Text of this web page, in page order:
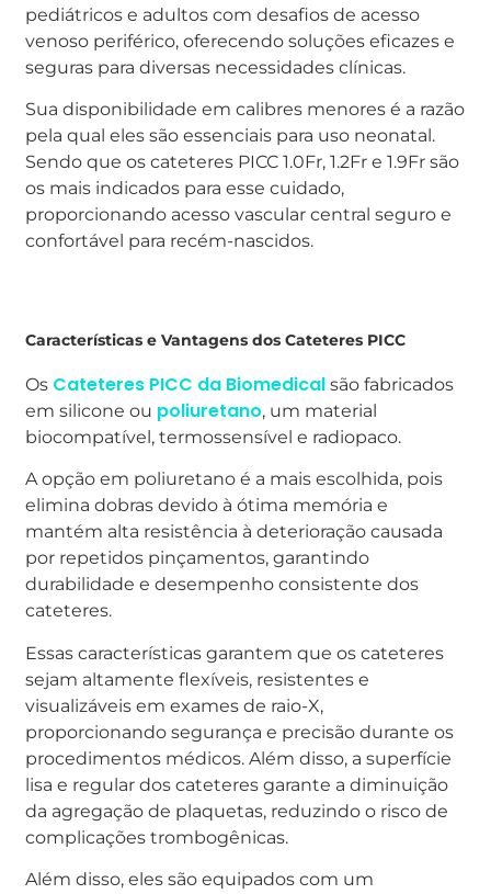
pediátricos e adultos com desafios de acesso
venoso periférico, oferecendo soluções eficazes e
seguras para diversas necessidades clínicas.
Sua disponibilidade em calibres menores é a razão
pela qual eles são essenciais para uso neonatal.
Sendo que os cateteres PICC 1.0Fr, 1.2Fr e 1.9Fr são
os mais indicados para esse cuidado,
proporcionando acesso vascular central seguro e
confortável para recém-nascidos.
Características e Vantagens dos Cateteres PICC
Os Cateteres PICC da Biomedical são fabricados
em silicone ou poliuretano, um material
biocompatível, termossensível e radiopaco.
A opção em poliuretano é a mais escolhida, pois
elimina dobras devido à ótima memória e
mantém alta resistência à deterioração causada
por repetidos pinçamentos, garantindo
durabilidade e desempenho consistente dos
cateteres.
Essas características garantem que os cateteres
sejam altamente flexíveis, resistentes e
visualizáveis em exames de raio-X,
proporcionando segurança e precisão durante os
procedimentos médicos. Além disso, a superfície
lisa e regular dos cateteres garante a diminuição
da agregação de plaquetas, reduzindo o risco de
complicações trombogênicas.
Além disso, eles são equipados com um